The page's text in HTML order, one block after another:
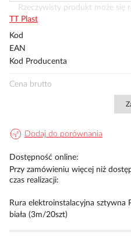
Przejdź
na
początek
Rzeczywisty produkt może się
TT Plast
Kod
EAN
Kod Producenta
Cena brutto
Dodaj do porównania
Dostępność online
Przy zamówieniu więcej niż
czas realizacji
Rura elektroinstalacyjna sztywna
biała (3m/20szt)